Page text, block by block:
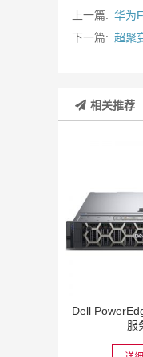
上一篇: 华为
下一篇: 超聚
相关推荐
Dell
服